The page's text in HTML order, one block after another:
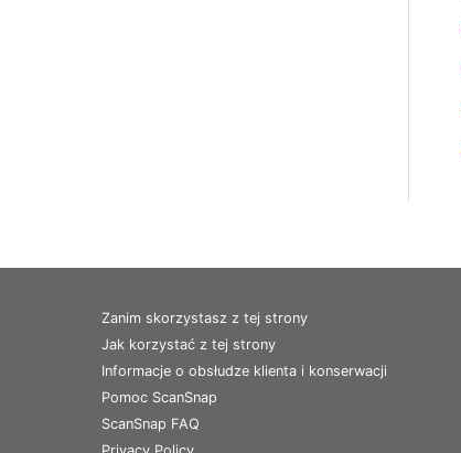
Zanim skorzystasz z tej strony
Jak korzystać z tej strony
Informacje o obsłudze klienta i konserwacji
Pomoc ScanSnap
ScanSnap FAQ